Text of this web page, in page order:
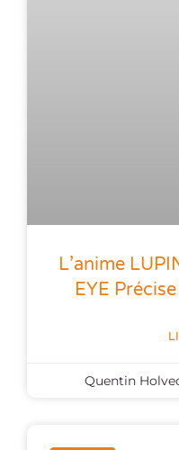
L’anime
EYE
Quentin